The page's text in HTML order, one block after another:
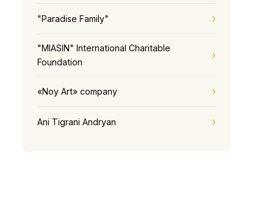
"Paradise Family"
"MIASIN" International Charitable
Foundation
«Noy Art» company
Ani Tigrani Andryan